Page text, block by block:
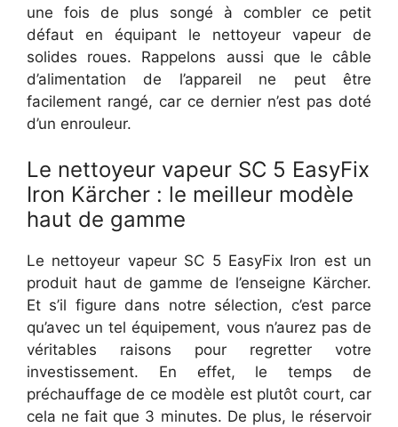
une fois de plus songé à combler ce petit
défaut en équipant le nettoyeur vapeur de
solides roues. Rappelons aussi que le câble
d’alimentation de l’appareil ne peut être
facilement rangé, car ce dernier n’est pas doté
d’un enrouleur.
Le nettoyeur vapeur SC 5 EasyFix
Iron Kärcher : le meilleur modèle
haut de gamme
Le nettoyeur vapeur SC 5 EasyFix Iron est un
produit haut de gamme de l’enseigne Kärcher.
Et s’il figure dans notre sélection, c’est parce
qu’avec un tel équipement, vous n’aurez pas de
véritables raisons pour regretter votre
investissement. En effet, le temps de
préchauffage de ce modèle est plutôt court, car
cela ne fait que 3 minutes. De plus, le réservoir